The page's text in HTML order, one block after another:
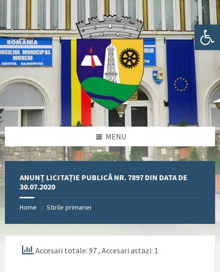
Deschide bara de unelte
sidebar
sidebar
MENU
ANUNȚ LICITAȚIE PUBLICĂ NR. 7897 DIN DATA DE
30.07.2020
Home / Stirile primariei
Accesari totale: 97, Accesari astazi: 1